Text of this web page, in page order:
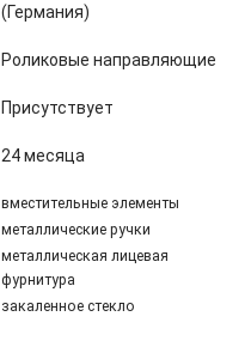
(Германия)
Роликовые направляющие
Присутствует
24 месяца
вместительные элементы
металлические ручки
металлическая лицевая
фурнитура
закаленное стекло